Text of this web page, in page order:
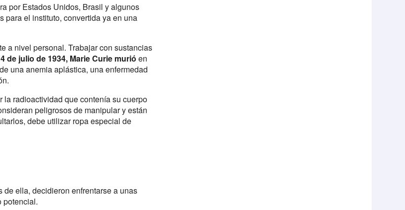
por Estados Unidos, Brasil y algunos
para el instituto, convertida ya en una
a nivel personal. Trabajar con sustancias
de julio de 1934, Marie Curie murió en
una anemia aplástica, una enfermedad
la radioactividad que contenía su cuerpo
peligrosos de manipular y están
debe utilizar ropa especial de
de ella, decidieron enfrentarse a unas
potencial.